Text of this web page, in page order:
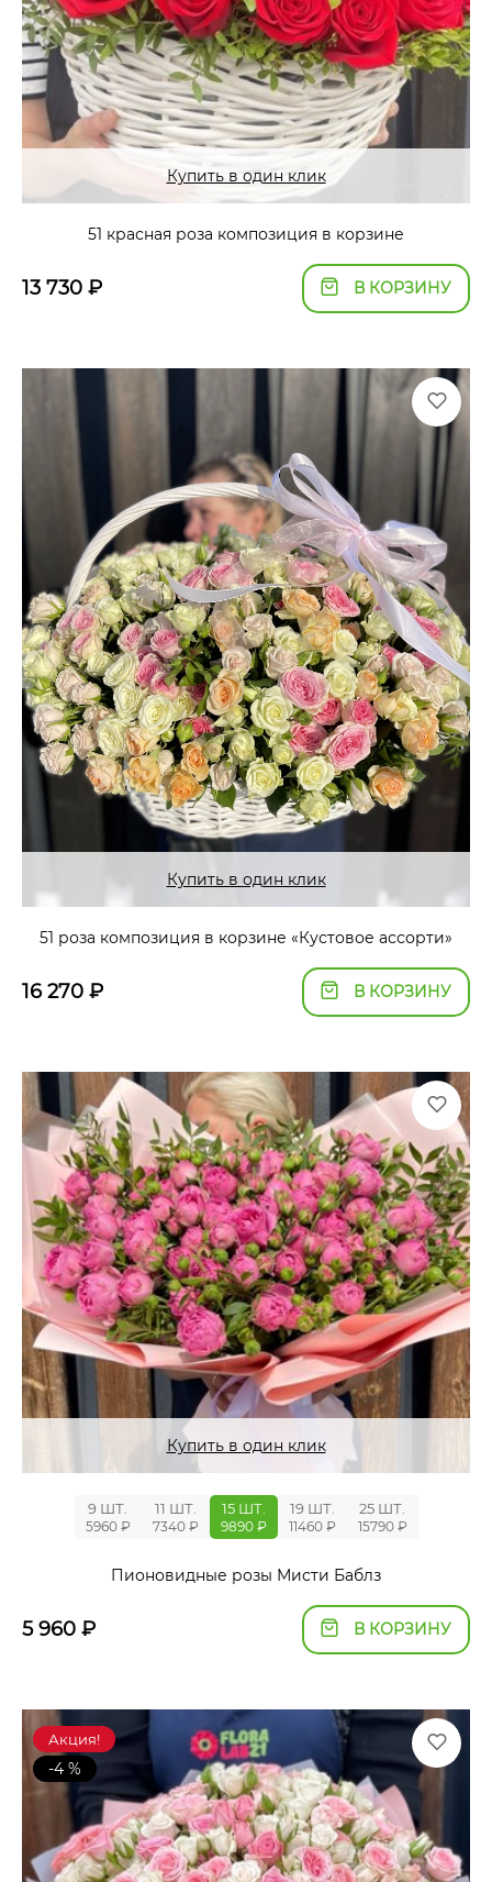
Купить в один клик
51 красная роза композиция в корзине
13 730 ₽ В КОРЗИНУ
Купить в один клик
51 роза композиция в корзине «Кустовое ассорти»
16 270 ₽ В КОРЗИНУ
Купить в один клик
9 ШТ.
5960 ₽
11 ШТ.
7340 ₽
15 ШТ.
9890 ₽
19 ШТ.
11460 ₽
25 ШТ.
15790 ₽
Пионовидные розы Мисти Баблз
5 960 ₽ В КОРЗИНУ
Акция!
-4 %